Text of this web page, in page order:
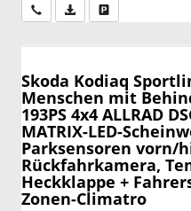
Wir rufen Sie an
PDF-Datei,
Skoda Kodiaq
Menschen mit
193PS 4x4 ALLRAD
MATRIX-LED-
Parksensoren vorn/
Rückfahrkamera,
Heckklappe +
Zonen-Climatro